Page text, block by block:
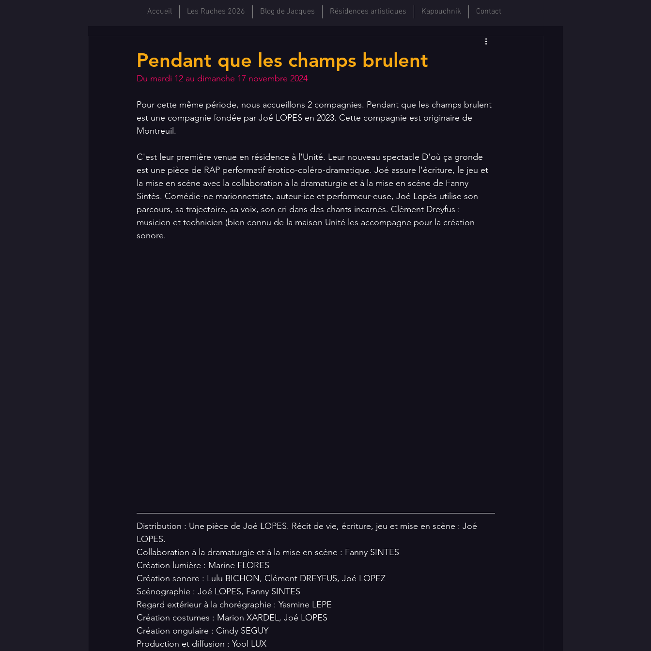
Pendant que les champs brulent
Du mardi 12 au dimanche 17 novembre 2024
Pour cette même période, nous accueillons 2 compagnies. Pendant que les champs brulent
est une compagnie fondée par Joé LOPES en 2023. Cette compagnie est originaire de
Montreuil.
C'est leur première venue en résidence à l'Unité. Leur nouveau spectacle D'où ça gronde
est une pièce de RAP performatif érotico-coléro-dramatique. Joé assure l'écriture, le jeu et
la mise en scène avec la collaboration à la dramaturgie et à la mise en scène de Fanny
Sintès. Comédie-ne marionnettiste, auteur-ice et performeur-euse, Joé Lopès utilise son
parcours, sa trajectoire, sa voix, son cri dans des chants incarnés. Clément Dreyfus :
musicien et technicien (bien connu de la maison Unité les accompagne pour la création
sonore.
Distribution : Une pièce de Joé LOPES. Récit de vie, écriture, jeu et mise en scène : Joé
LOPES.
Collaboration à la dramaturgie et à la mise en scène : Fanny SINTES
Création lumière : Marine FLORES
Création sonore : Lulu BICHON, Clément DREYFUS, Joé LOPEZ
Scénographie : Joé LOPES, Fanny SINTES
Regard extérieur à la chorégraphie : Yasmine LEPE
Création costumes : Marion XARDEL, Joé LOPES
Création ongulaire : Cindy SEGUY
Production et diffusion : Yool LUX
Accueil Les Ruches 2026 Blog de Jacques Résidences artistiques Kapouchnik Contact